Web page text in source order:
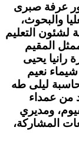
صبرى
والبحوث،
لشئون التعليم
المقيم
رانيا يحيى
نعيم
ليلى طه
من عمداء
ومديري
المشاركة،